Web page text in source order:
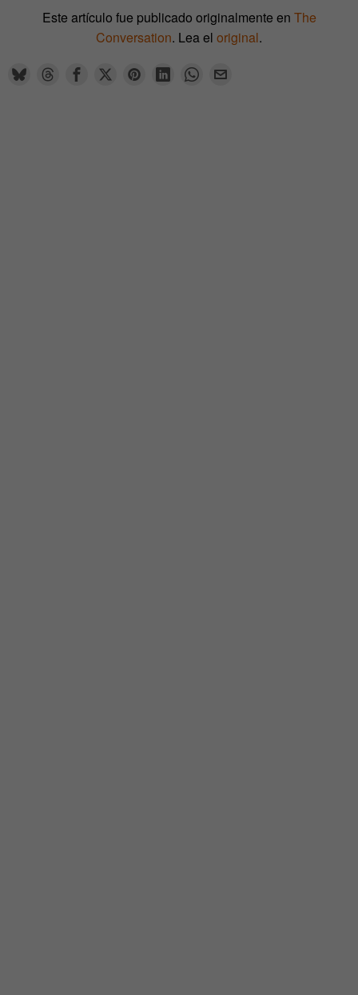
Este artículo fue publicado originalmente en The
Conversation. Lea el original.